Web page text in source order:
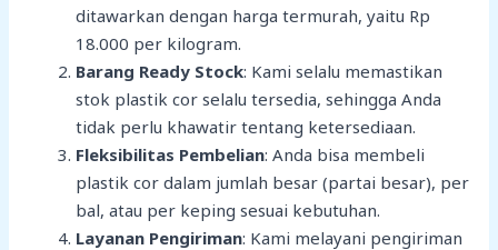
ditawarkan dengan harga termurah, yaitu Rp
18.000 per kilogram.
Barang Ready Stock: Kami selalu memastikan
stok plastik cor selalu tersedia, sehingga Anda
tidak perlu khawatir tentang ketersediaan.
Fleksibilitas Pembelian: Anda bisa membeli
plastik cor dalam jumlah besar (partai besar), per
bal, atau per keping sesuai kebutuhan.
Layanan Pengiriman: Kami melayani pengiriman